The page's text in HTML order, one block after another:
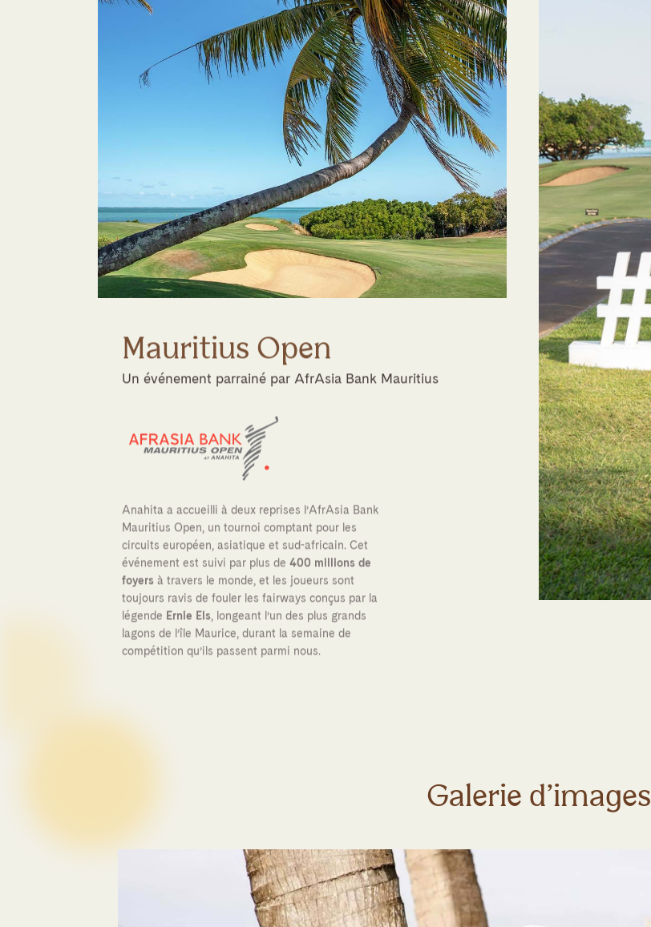
Mauritius Open
Un événement parrainé par AfrAsia Bank Mauritius
Anahita a accueilli à deux reprises l’AfrAsia Bank
Mauritius Open, un tournoi comptant pour les
circuits européen, asiatique et sud-africain. Cet
événement est suivi par plus de 400 millions de
foyers à travers le monde, et les joueurs sont
toujours ravis de fouler les fairways conçus par la
légende Ernie Els
, longeant l’un des plus grands
lagons de l’île Maurice, durant la semaine de
compétition qu’ils passent parmi nous.
Galerie d’images